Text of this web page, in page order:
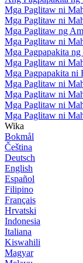
Mga Paglitaw ni
Mga Paglitaw ni
Mga Paglitaw ng
Mga Paglitaw ni
Mga Pagpapakita
Mga Paglitaw ni
Mga Pagpapakita ni
Mga Paglitaw ni
Mga Paglitaw ni
Mga Paglitaw ni
Mga Paglitaw ni
Wika
Bokmål
Čeština
Deutsch
English
Español
Filipino
Français
Hrvatski
Indonesia
Italiana
Kiswahili
Magyar